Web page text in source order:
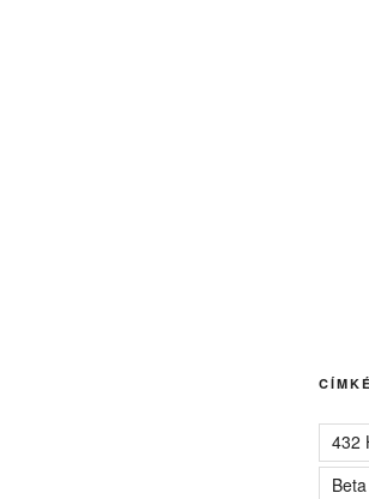
432
Beta